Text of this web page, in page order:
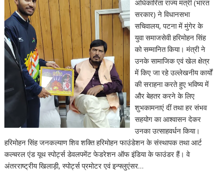
अधिकारिता राज्य मंत्री (भारत
सरकार) ने विधानसभा
सचिवालय, पटना में मुंगेर के
युवा समाजसेवी हरिमोहन सिंह
को सम्मानित किया। मंत्री ने
उनके सामाजिक एवं खेल क्षेत्र
में किए जा रहे उल्लेखनीय कार्यों
की सराहना करते हुए भविष्य में
और बेहतर करने के लिए
शुभकामनाएं दीं तथा हर संभव
सहयोग का आश्वासन देकर
उनका उत्साहवर्धन किया।
हरिमोहन सिंह जनकल्याण शिव शक्ति हरिमोहन फाउंडेशन के संस्थापक तथा आर्ट
कल्चरल एंड यूथ स्पोर्ट्स डेवलपमेंट फेडरेशन ऑफ इंडिया के फाउंडर हैं। वे
अंतरराष्ट्रीय खिलाड़ी, स्पोर्ट्स प्रमोटर एवं इन्फ्लुएंसर…